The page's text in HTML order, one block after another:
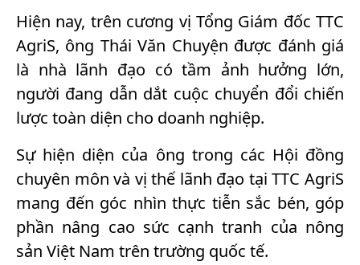
Hiện nay, trên cương vị Tổng Giám đốc TTC
AgriS, ông Thái Văn Chuyện được đánh giá
là nhà lãnh đạo có tầm ảnh hưởng lớn,
người đang dẫn dắt cuộc chuyển đổi chiến
lược toàn diện cho doanh nghiệp.
Sự hiện diện của ông trong các Hội đồng
chuyên môn và vị thế lãnh đạo tại TTC AgriS
mang đến góc nhìn thực tiễn sắc bén, góp
phần nâng cao sức cạnh tranh của nông
sản Việt Nam trên trường quốc tế.